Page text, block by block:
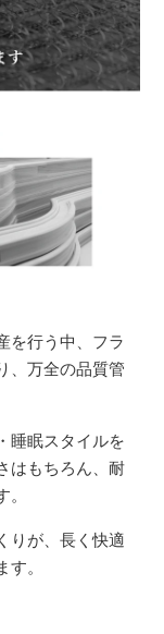
を行う中、フラ
、万全の品質管
睡眠スタイルを
はもちろん、耐
りが、長く快適
。